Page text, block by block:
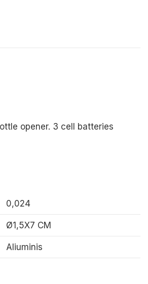
opener. 3 cell batteries
0,024
Ø1,5X7 CM
Aliuminis